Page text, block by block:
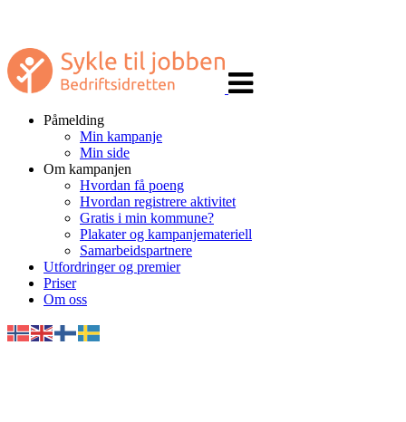
navigasjon
Påmelding
Min kampanje
Min side
Om kampanjen
Hvordan få poeng
Hvordan registrere aktivitet
Gratis i min kommune?
Plakater og kampanjemateriell
Samarbeidspartnere
Utfordringer og premier
Priser
Om oss